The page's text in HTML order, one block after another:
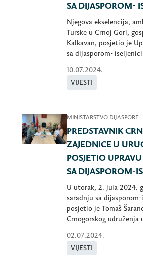
SA DIJASPOROM-
Njegova ekselencija,
Turske u Crnoj Gori,
Kalkavan, posjetio je
sa dijasporom-
10.07.2024.
VIJESTI
MINISTARSTVO DIJASPORE
PREDSTAVNIK
ZAJEDNICE U
POSJETIO
SA DIJASPOROM-
U utorak, 2. jula 2024.
saradnju sa
posjetio je Tomaš
Crnogorskog udruženja
02.07.2024.
VIJESTI